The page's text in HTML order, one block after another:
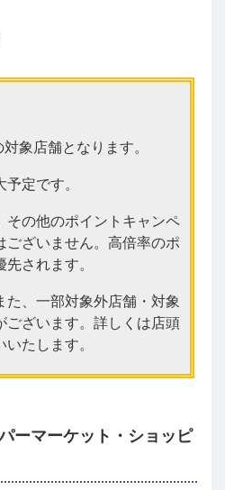
象店舗となります。
定です。
その他のポイントキャンペ
ございません。高倍率のポ
されます。
た、一部対象外店舗・対象
ございます。詳しくは店頭
たします。
ーマーケット・ショッピ